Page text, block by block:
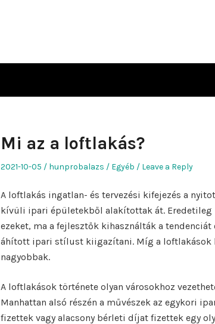
Mi az a loftlakás?
Posted
2021-10-05 Author
hunprobalazs
Posted
Egyéb Leave a Reply
A loftlakás ingatlan- és tervezési kifejezés a
kívüli ipari épületekből alakítottak át.
ezeket, ma a fejlesztők kihasználták a
áhított ipari stílust kiigazítani. Míg a loftlakások
nagyobbak.
A loftlakások története olyan városokhoz
Manhattan alsó részén a művészek az egykori
fizettek vagy alacsony bérleti díjat fizettek egy